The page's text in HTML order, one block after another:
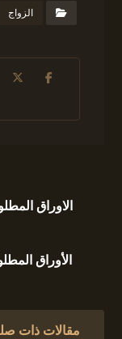
الزواج
الاوراق
الأوراق
مقالات ذات